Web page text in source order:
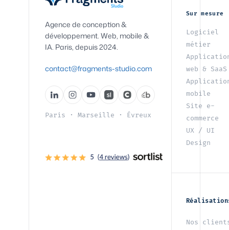
Agence de conception &
développement. Web, mobile &
IA. Paris, depuis 2024.
contact@fragments-studio.com
Paris · Marseille · Évreux
Sur mesure
Logiciel
métier
web & SaaS
mobile
Site e-
commerce
UX / UI
Design
Nos